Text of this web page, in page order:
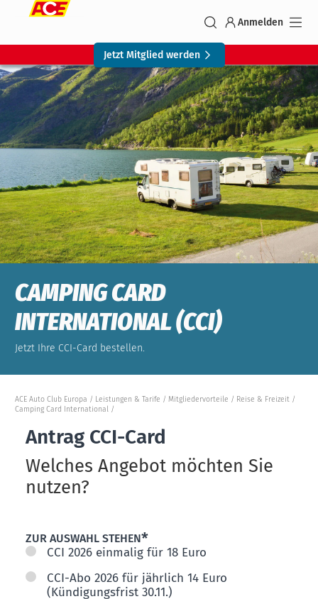
Anmelden
Jetzt Mitglied werden
CAMPING CARD
INTERNATIONAL (CCI)
Jetzt Ihre CCI-Card bestellen.
ACE Auto Club Europa Leistungen & Tarife Mitgliedervorteile
Reise & Freizeit
Camping Card International